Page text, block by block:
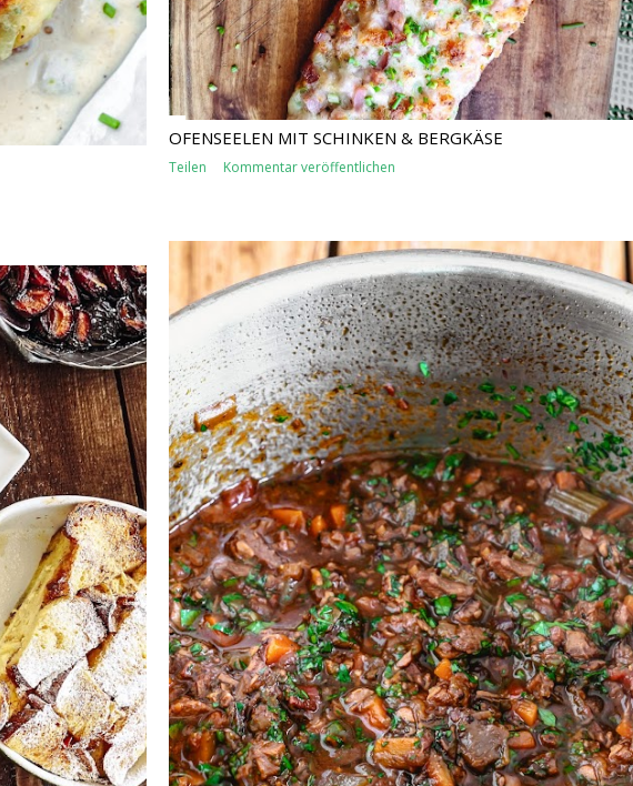
OFENSEELEN MIT SCHINKEN & BERGKÄSE
Teilen Kommentar veröffentlichen